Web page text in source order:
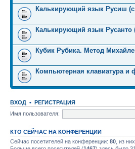
Калькирующий язык Русиш (с
Калькирующий язык Русанто
Кубик Рубика. Метод
Компьютерная клавиатура и
ВХОД • РЕГИСТРАЦИЯ
Имя пользователя:
КТО СЕЙЧАС НА КОНФЕРЕНЦИИ
Сейчас посетителей на конференции: 80 , из